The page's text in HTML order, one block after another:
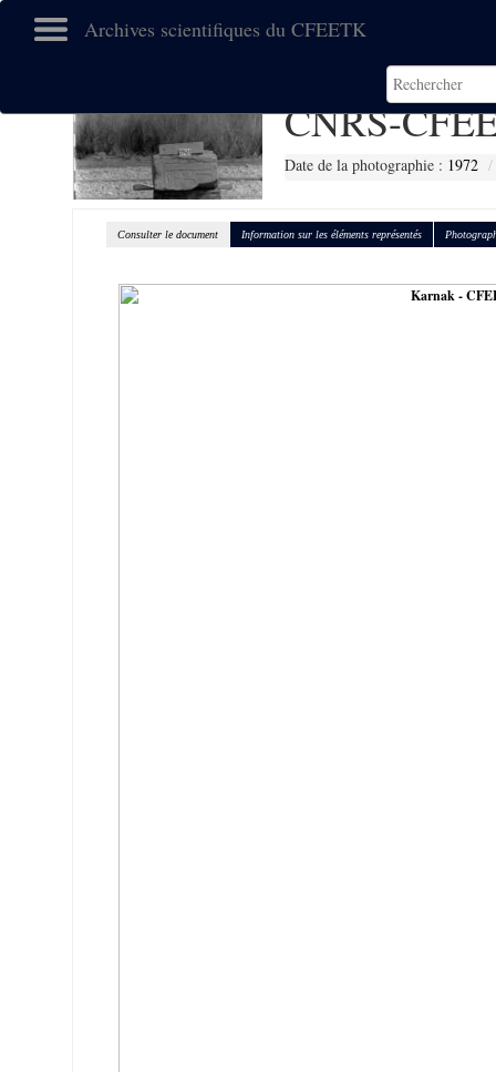
Archives scientifiques du CFEETK
CNRS-
Date de la photographie : 1972
Consulter le document Information sur les éléments représentés